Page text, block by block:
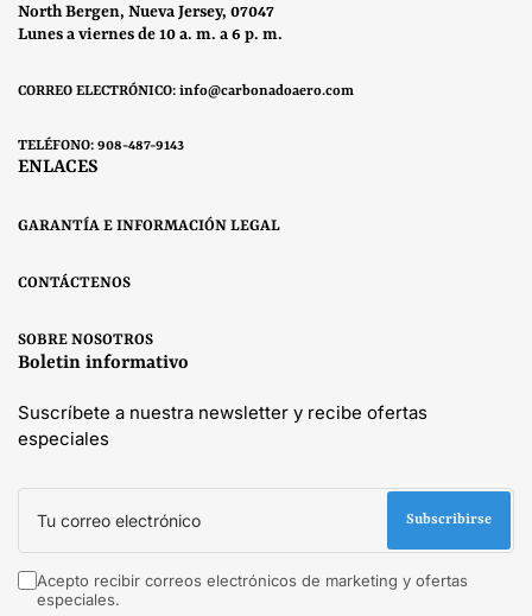
North Bergen, Nueva Jersey, 07047
Lunes a viernes de 10 a. m. a 6 p. m.
CORREO ELECTRÓNICO: info@carbonadoaero.com
TELÉFONO: 908-487-9143
ENLACES
GARANTÍA E INFORMACIÓN LEGAL
CONTÁCTENOS
SOBRE NOSOTROS
Boletin informativo
Suscríbete a nuestra newsletter y recibe ofertas
especiales
Tu
correo
Subscribirse
Acepto recibir correos electrónicos de marketing y ofertas
especiales.